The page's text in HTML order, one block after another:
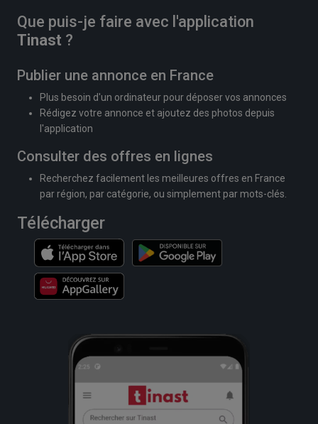
Que puis-je faire avec l'application
Tinast ?
Publier une annonce en France
Plus besoin d'un ordinateur pour déposer vos annonces
Rédigez votre annonce et ajoutez des photos depuis
l'application
Consulter des offres en lignes
Recherchez facilement les meilleures offres en France
par région, par catégorie, ou simplement par mots-clés.
Télécharger